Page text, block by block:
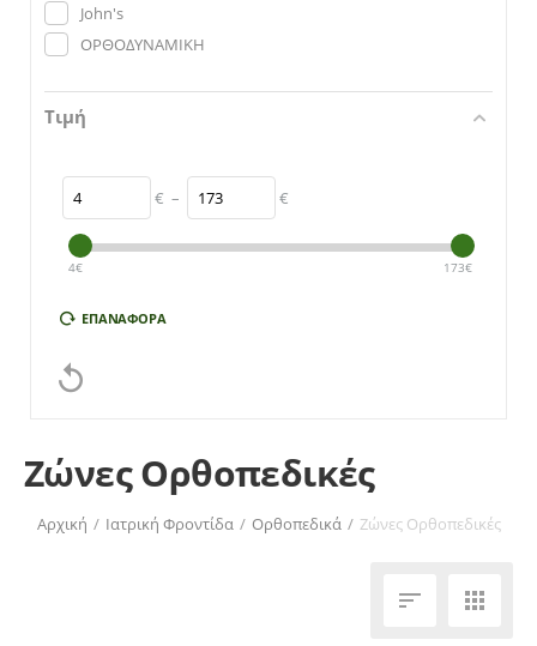
John's
ΟΡΘΟΔΥΝΑΜΙΚΗ
Τιμή
€ – €
4€ 173€
ΕΠΑΝΑΦΟΡΆ

Ζώνες Ορθοπεδικές
Αρχική / Ιατρική Φροντίδα / Ορθοπεδικά / Ζώνες Ορθοπεδικές
 